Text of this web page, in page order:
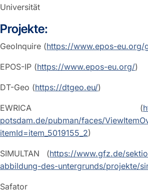
Universität
Projekte:
GeoInquire (https://www.epos-eu.org/
EPOS-IP (https://www.epos-eu.org/)
DT-Geo (https://dtgeo.eu/)
EWRICA (
potsdam.de/pubman/faces/
itemId=item_5019155_2)
SIMULTAN (https://www.gfz.de/
abbildung-des-untergrunds/projekte/
Safator